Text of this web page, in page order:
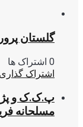
گلستان
0 اشتراک ها
اشتراک گذاری
پ.ک.ک و
مسلحانه